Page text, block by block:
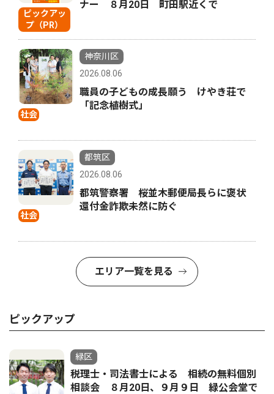
ピックアッ
プ（PR）
ナー ８月20日 町田駅近くで
社会
神奈川区
2026.08.06
職員の子どもの成長願う けやき荘で
「記念植樹式」
社会
都筑区
2026.08.06
都筑警察署 桜並木郵便局長らに褒状
還付金詐欺未然に防ぐ
エリア一覧を見る
ピックアップ
緑区
税理士・司法書士による 相続の無料個別
相談会 ８月20日、９月９日 緑公会堂で